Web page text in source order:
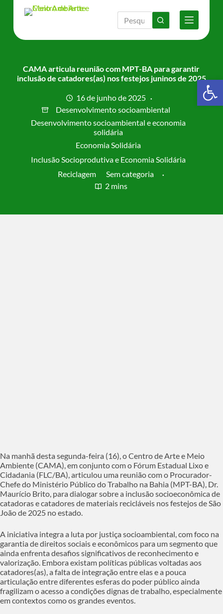
CAMA articula reunião com MPT-BA para garantir
inclusão de catadores(as) nos festejos juninos de 2025
16 de junho de 2025
Desenvolvimento socioambiental
Desenvolvimento socioambiental e economia
solidária
Economia Solidária
Inclusão Socioprodutiva e Economia Solidária
Reciclagem
Sem categoria
2 mins
Na manhã desta segunda-feira (16), o Centro de Arte e Meio
Ambiente (CAMA), em conjunto com o Fórum Estadual Lixo e
Cidadania (FLC/BA), articulou uma reunião com o Procurador-
Chefe do Ministério Público do Trabalho na Bahia (MPT-BA), Dr.
Maurício Brito, para dialogar sobre a inclusão socioeconômica de
catadoras e catadores de materiais recicláveis nos festejos de São
João de 2025 no estado.
A iniciativa integra a luta por justiça socioambiental, com foco na
garantia de direitos sociais e econômicos para um segmento que
ainda enfrenta desafios significativos de reconhecimento e
valorização. Embora existam políticas públicas voltadas aos
catadores(as), a falta de integração entre elas e a pouca
articulação entre diferentes esferas do poder público ainda
fragilizam o acesso a condições dignas de trabalho, especialmente
em contextos como os grandes eventos.
Barra de Ferramentas Aberta